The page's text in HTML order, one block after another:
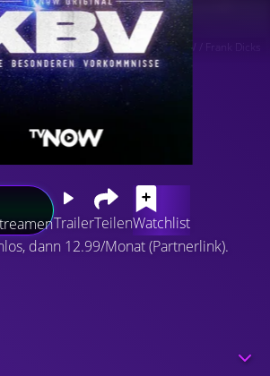
TVNOW / Frank Dicks
TrailerTeilenWatchlist
dann 12.99/Monat (Partnerlink).
tut, vertreiben sie sich die Zeit mit